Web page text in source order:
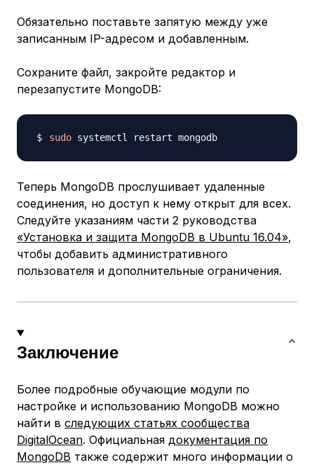
Обязательно поставьте запятую между уже
записанным IP-адресом и добавленным.
Сохраните файл, закройте редактор и
перезапустите MongoDB:
sudo
Теперь MongoDB прослушивает удаленные
соединения, но доступ к нему открыт для всех.
Следуйте указаниям части 2 руководства
«Установка и защита MongoDB в Ubuntu 16.04»,
чтобы добавить административного
пользователя и дополнительные ограничения.
Заключение
Более подробные обучающие модули по
настройке и использованию MongoDB можно
найти в следующих статьях сообщества
DigitalOcean. Официальная документация по
MongoDB также содержит много информации о